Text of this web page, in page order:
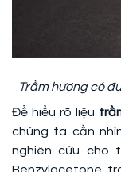
Trầm hương có
Để hiểu rõ liệu
chúng ta cần
nghiên cứu cho